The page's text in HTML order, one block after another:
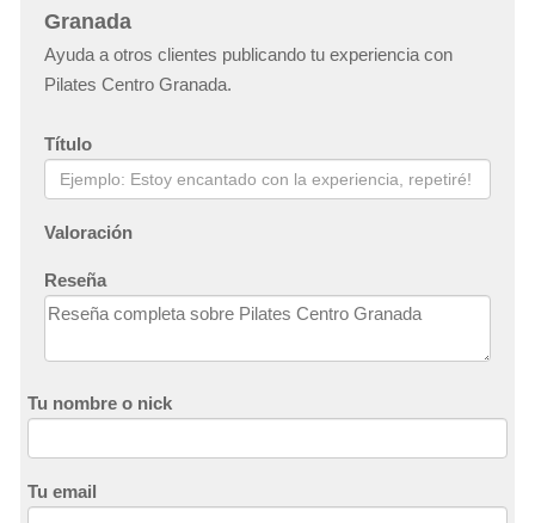
Granada
Ayuda a otros clientes publicando tu experiencia con
Pilates Centro Granada.
Título
Valoración
Reseña
Tu nombre o nick
Tu email